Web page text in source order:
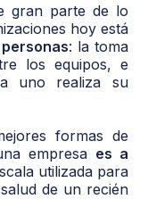
gran parte de lo
hoy está
: la toma
los equipos, e
uno realiza su
formas de
empresa es a
utilizada para
de un recién